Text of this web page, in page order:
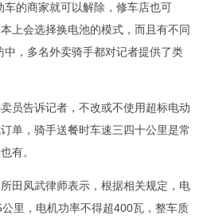
车的商家就可以解除，修车店也可
上会选择换电池的模式，而且有不同
中，多名外卖骑手都对记者提供了类
员告诉记者，不改或不使用超标电动
单，骑手送餐时车速三四十公里是常
有。
田凤武律师表示，根据相关规定，电
里，电机功率不得超400瓦，整车质